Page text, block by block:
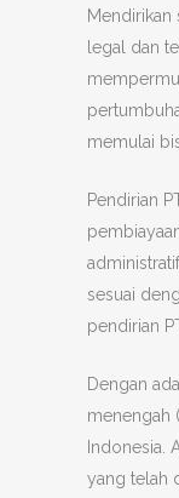
Mendirikan
legal dan
memulai
Pendirian
sesuai
pendirian
Dengan
menengah
Indonesia.
yang telah